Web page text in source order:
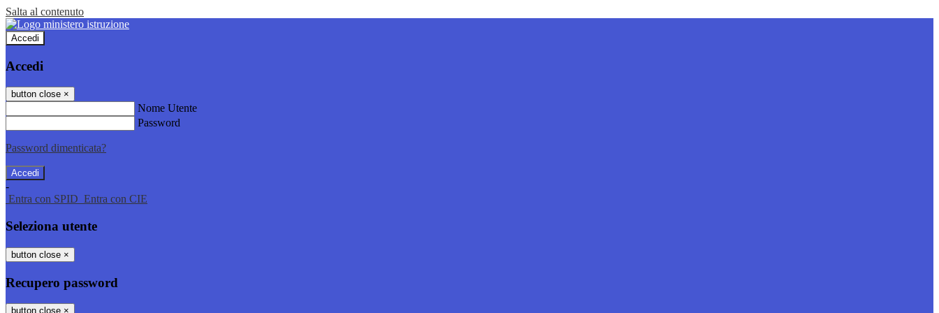
Salta al contenuto
Accedi
Accedi
button close ×
Nome Utente
Password
Password dimenticata?
-
Entra con SPID Entra con CIE
Seleziona utente
button close ×
Recupero password
button close ×